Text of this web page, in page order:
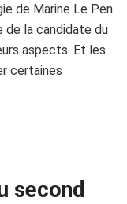
de Marine Le Pen
de la candidate du
aspects. Et les
certaines
second